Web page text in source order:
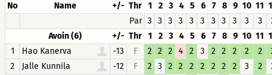
No Name +/- Thr 1 2 3 4 5 6 7 8 9 10 11
Par 3 3 3 3 3 3 3 3 3 3 3
Avoin (6)
+/- Thr 1 2 3 4 5 6 7 8 9 10 11
1
Hao Kanerva -13 F 2 2 2 4 2 3 2 2 2 2 2
2
Jalle Kunnila -12 F 2 3 2 2 2 2 2 2 2 3 2